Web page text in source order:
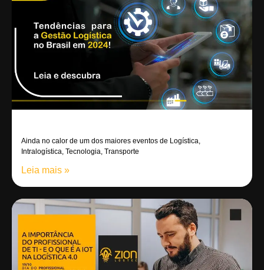
Ainda no calor de um dos maiores eventos de Logística,
Intralogística, Tecnologia, Transporte
Leia mais »